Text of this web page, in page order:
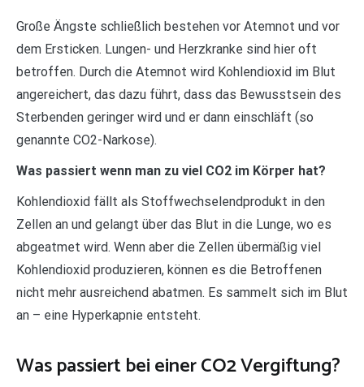
Große Ängste schließlich bestehen vor Atemnot und vor
dem Ersticken. Lungen- und Herzkranke sind hier oft
betroffen. Durch die Atemnot wird Kohlendioxid im Blut
angereichert, das dazu führt, dass das Bewusstsein des
Sterbenden geringer wird und er dann einschläft (so
genannte CO2-Narkose).
Was passiert wenn man zu viel CO2 im Körper hat?
Kohlendioxid fällt als Stoffwechselendprodukt in den
Zellen an und gelangt über das Blut in die Lunge, wo es
abgeatmet wird. Wenn aber die Zellen übermäßig viel
Kohlendioxid produzieren, können es die Betroffenen
nicht mehr ausreichend abatmen. Es sammelt sich im Blut
an – eine Hyperkapnie entsteht.
Was passiert bei einer CO2 Vergiftung?